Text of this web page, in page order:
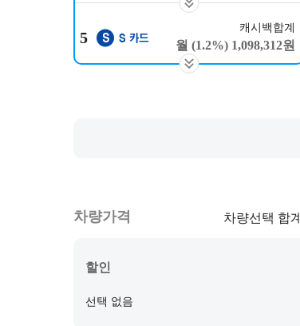
캐시백합계
(1.2%) 1,098,312원
5
차량가격 차량선택 합계
할인
선택 없음